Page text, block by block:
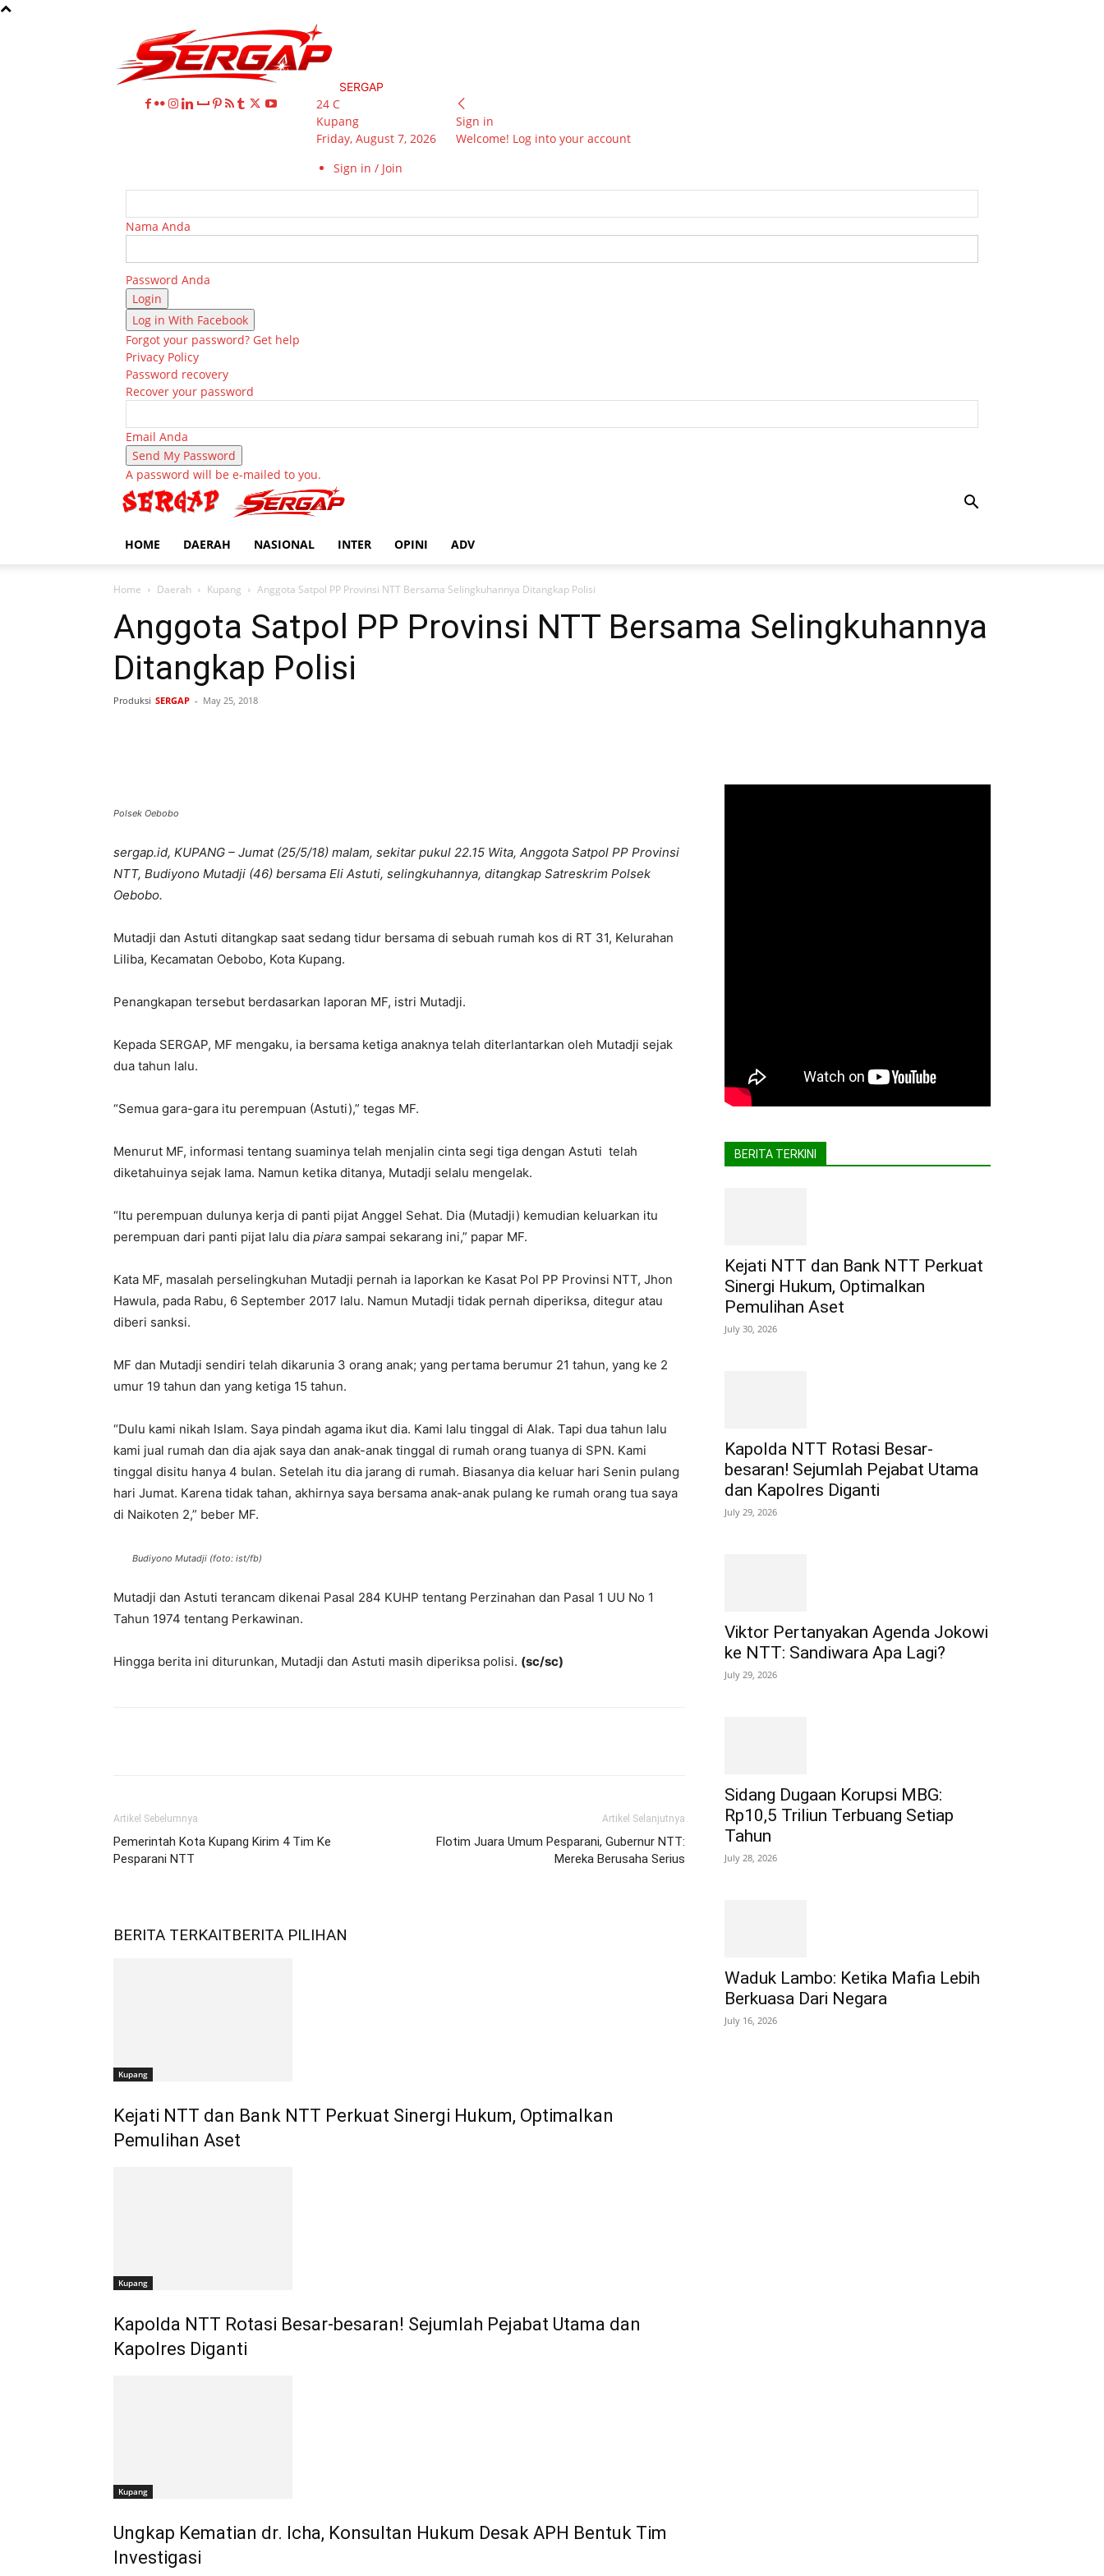
SERGAP
24 C
Kupang
Friday, August 7, 2026
Sign in / Join
Sign in
Welcome! Log into your account
Nama Anda
Password Anda
Log in With Facebook
Forgot your password? Get help
Privacy Policy
Password recovery
Recover your password
Email Anda
A password will be e-mailed to you.
HOME DAERAH NASIONAL INTER OPINI ADV
Home Daerah Kupang Anggota Satpol PP Provinsi NTT Bersama Selingkuhannya Ditangkap Polisi
Anggota Satpol PP Provinsi NTT Bersama Selingkuhannya
Ditangkap Polisi
Produksi SERGAP - May 25, 2018
Polsek Oebobo
sergap.id, KUPANG – Jumat (25/5/18) malam, sekitar pukul 22.15 Wita, Anggota Satpol PP Provinsi
NTT, Budiyono Mutadji (46) bersama Eli Astuti, selingkuhannya, ditangkap Satreskrim Polsek
Oebobo.
Mutadji dan Astuti ditangkap saat sedang tidur bersama di sebuah rumah kos di RT 31, Kelurahan
Liliba, Kecamatan Oebobo, Kota Kupang.
Penangkapan tersebut berdasarkan laporan MF, istri Mutadji.
Kepada SERGAP, MF mengaku, ia bersama ketiga anaknya telah diterlantarkan oleh Mutadji sejak
dua tahun lalu.
“Semua gara-gara itu perempuan (Astuti),” tegas MF.
Menurut MF, informasi tentang suaminya telah menjalin cinta segi tiga dengan Astuti telah
diketahuinya sejak lama. Namun ketika ditanya, Mutadji selalu mengelak.
“Itu perempuan dulunya kerja di panti pijat Anggel Sehat. Dia (Mutadji) kemudian keluarkan itu
perempuan dari panti pijat lalu dia piara sampai sekarang ini,” papar MF.
Kata MF, masalah perselingkuhan Mutadji pernah ia laporkan ke Kasat Pol PP Provinsi NTT, Jhon
Hawula, pada Rabu, 6 September 2017 lalu. Namun Mutadji tidak pernah diperiksa, ditegur atau
diberi sanksi.
MF dan Mutadji sendiri telah dikarunia 3 orang anak; yang pertama berumur 21 tahun, yang ke 2
umur 19 tahun dan yang ketiga 15 tahun.
“Dulu kami nikah Islam. Saya pindah agama ikut dia. Kami lalu tinggal di Alak. Tapi dua tahun lalu
kami jual rumah dan dia ajak saya dan anak-anak tinggal di rumah orang tuanya di SPN. Kami
tinggal disitu hanya 4 bulan. Setelah itu dia jarang di rumah. Biasanya dia keluar hari Senin pulang
hari Jumat. Karena tidak tahan, akhirnya saya bersama anak-anak pulang ke rumah orang tua saya
di Naikoten 2,” beber MF.
Budiyono Mutadji (foto: ist/fb)
Mutadji dan Astuti terancam dikenai Pasal 284 KUHP tentang Perzinahan dan Pasal 1 UU No 1
Tahun 1974 tentang Perkawinan.
Hingga berita ini diturunkan, Mutadji dan Astuti masih diperiksa polisi. (sc/sc)
Artikel Sebelumnya
Pemerintah Kota Kupang Kirim 4 Tim Ke
Pesparani NTT
Artikel Selanjutnya
Flotim Juara Umum Pesparani, Gubernur NTT:
Mereka Berusaha Serius
BERITA TERKAITBERITA PILIHAN
Kupang
Kejati NTT dan Bank NTT Perkuat Sinergi Hukum, Optimalkan
Pemulihan Aset
Kupang
Kapolda NTT Rotasi Besar-besaran! Sejumlah Pejabat Utama dan
Kapolres Diganti
Kupang
Ungkap Kematian dr. Icha, Konsultan Hukum Desak APH Bentuk Tim
Investigasi
BERITA TERKINI
Kejati NTT dan Bank NTT Perkuat
Sinergi Hukum, Optimalkan
Pemulihan Aset
July 30, 2026
Kapolda NTT Rotasi Besar-
besaran! Sejumlah Pejabat Utama
dan Kapolres Diganti
July 29, 2026
Viktor Pertanyakan Agenda Jokowi
ke NTT: Sandiwara Apa Lagi?
July 29, 2026
Sidang Dugaan Korupsi MBG:
Rp10,5 Triliun Terbuang Setiap
Tahun
July 28, 2026
Waduk Lambo: Ketika Mafia Lebih
Berkuasa Dari Negara
July 16, 2026